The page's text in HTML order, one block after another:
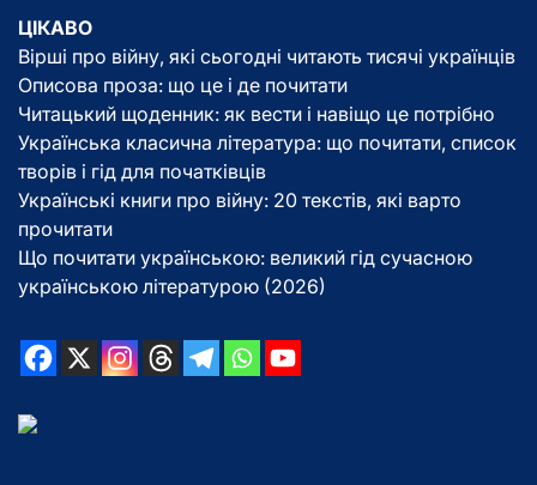
ЦІКАВО
Вірші про війну, які сьогодні читають тисячі українців
Описова проза: що це і де почитати
Читацький щоденник: як вести і навіщо це потрібно
Українська класична література: що почитати, список
творів і гід для початківців
Українські книги про війну: 20 текстів, які варто
прочитати
Що почитати українською: великий гід сучасною
українською літературою (2026)